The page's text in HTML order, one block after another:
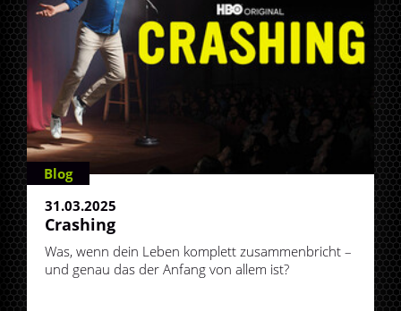
Blog
31.03.2025
Crashing
Was, wenn dein Leben komplett zusammenbricht –
und genau das der Anfang von allem ist?